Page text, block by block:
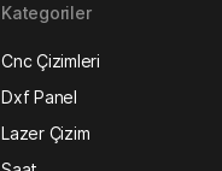
Kategoriler
Cnc Çizimleri
Dxf Panel
Lazer Çizim